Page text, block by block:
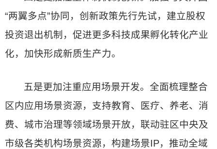
“两翼多点”协同，创新政策先行先试，建立股权
投资退出机制，促进更多科技成果孵化转化产业
化，加快形成新质生产力。
五是更加注重应用场景开发。全面梳理整合
区内应用场景资源，支持教育、医疗、养老、消
费、城市治理等领域场景开放，联动驻区中央及
市级各类机构场景资源，构建场景IP，推动全域